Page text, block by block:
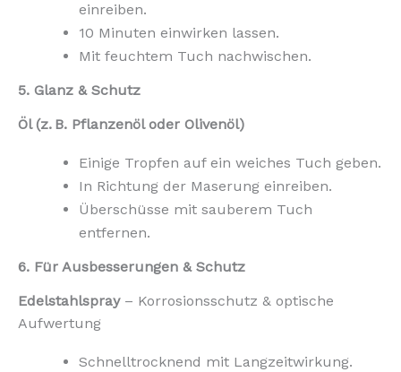
einreiben.
10 Minuten einwirken lassen.
Mit feuchtem Tuch nachwischen.
5. Glanz & Schutz
Öl (z. B. Pflanzenöl oder Olivenöl)
Einige Tropfen auf ein weiches Tuch geben.
In Richtung der Maserung einreiben.
Überschüsse mit sauberem Tuch
entfernen.
6. Für Ausbesserungen & Schutz
Edelstahlspray– Korrosionsschutz & optische
Aufwertung
Schnelltrocknend mit Langzeitwirkung.